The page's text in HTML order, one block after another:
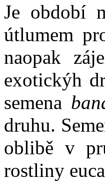
Je období
útlumem
naopak
exotickýh
semena
druhu.
oblibě v
rostliny